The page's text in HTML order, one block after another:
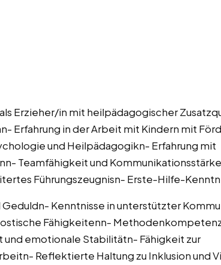
Erzieher/in mit heilpädagogischer
Erfahrung in der Arbeit mit Kindern mit
und Heilpädagogikn- Erfahrung mit
Teamfähigkeit und
Führungszeugnisn- Erste-Hilfe-
Kenntnisse in unterstützter
Fähigkeitenn-
emotionale Stabilitätn- Fähigkeit zur
Reflektierte Haltung zu Inklusion und